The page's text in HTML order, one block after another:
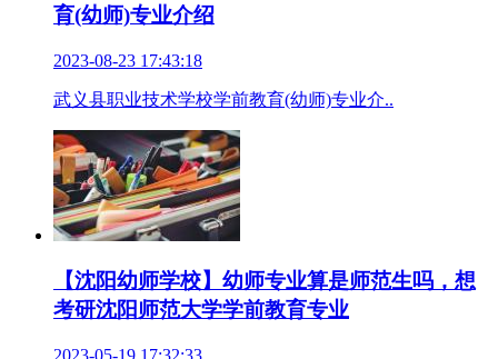
育(幼师)专业介绍
2023-08-23 17:43:18
武义县职业技术学校学前教育(幼师)专业介..
【沈阳幼师学校】幼师专业算是师范生吗，想
考研沈阳师范大学学前教育专业
2023-05-19 17:32:33